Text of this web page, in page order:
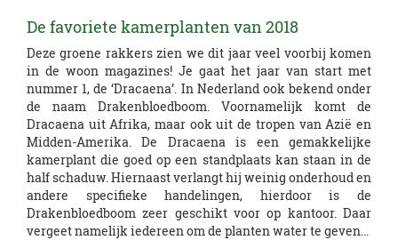
De favoriete kamerplanten van 2018
Deze groene rakkers zien we dit jaar veel voorbij komen
in de woon magazines! Je gaat het jaar van start met
nummer 1, de ‘Dracaena’. In Nederland ook bekend onder
de naam Drakenbloedboom. Voornamelijk komt de
Dracaena uit Afrika, maar ook uit de tropen van Azië en
Midden-Amerika. De Dracaena is een gemakkelijke
kamerplant die goed op een standplaats kan staan in de
half schaduw. Hiernaast verlangt hij weinig onderhoud en
andere specifieke handelingen, hierdoor is de
Drakenbloedboom zeer geschikt voor op kantoor. Daar
vergeet namelijk iedereen om de planten water te geven…